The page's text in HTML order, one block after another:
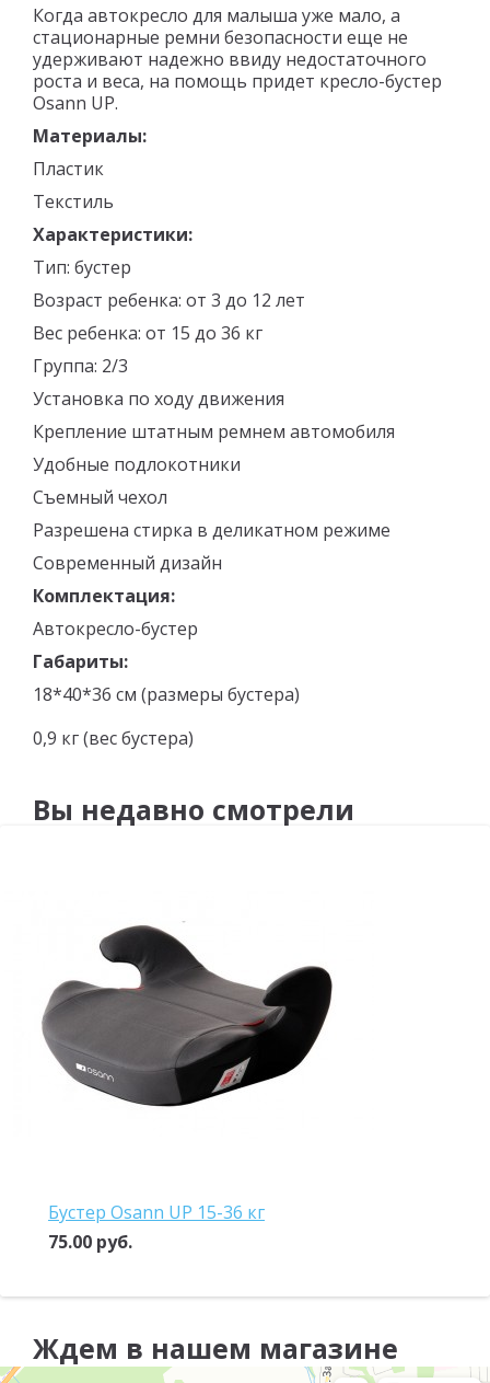
Когда автокресло для малыша уже мало, а
стационарные ремни безопасности еще не
удерживают надежно ввиду недостаточного
роста и веса, на помощь придет кресло-бустер
Osann UP.
Материалы:
Пластик
Текстиль
Характеристики:
Тип: бустер
Возраст ребенка: от 3 до 12 лет
Вес ребенка: от 15 до 36 кг
Группа: 2/3
Установка по ходу движения
Крепление штатным ремнем автомобиля
Удобные подлокотники
Съемный чехол
Разрешена стирка в деликатном режиме
Современный дизайн
Комплектация:
Автокресло-бустер
Габариты:
18*40*36 см (размеры бустера)
0,9 кг (вес бустера)
Вы недавно смотрели
Бустер Osann UP 15-36 кг
75.00 руб.
Ждем в нашем магазине